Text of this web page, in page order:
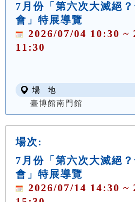
7月份「第六次大滅絕
會」特展導覽
2026/07/04 10:30 ~
11:30
場 地
臺博館南門館
場次:
7月份「第六次大滅絕
會」特展導覽
2026/07/14 14:30 ~